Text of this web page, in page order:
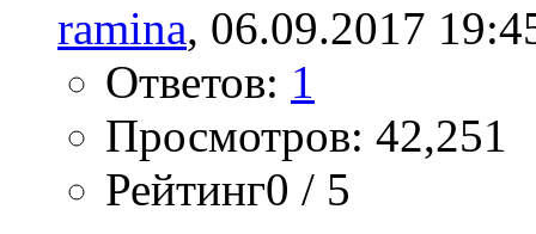
ramina, 06.09.2017
Ответов: 1
Просмотров: 42,251
Рейтинг0 / 5